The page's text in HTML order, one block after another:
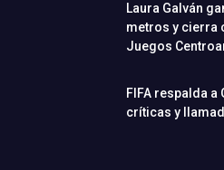
Laura Galván
metros y cierra
Juegos
FIFA respalda a
críticas y